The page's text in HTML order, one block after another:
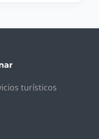
turísticos